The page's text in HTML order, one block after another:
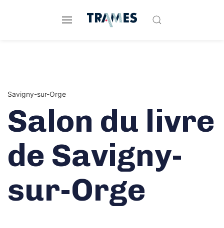
Savigny-sur-Orge
Salon du livre
de Savigny-
sur-Orge